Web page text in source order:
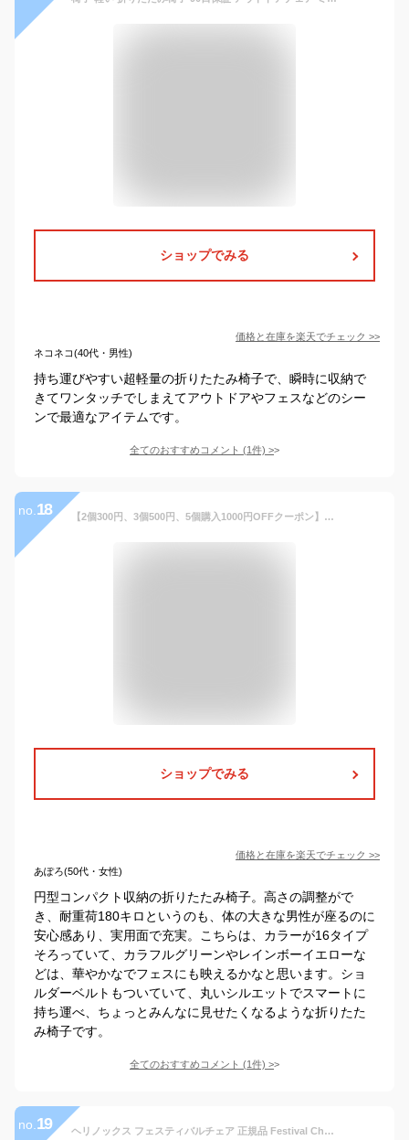
ショップでみる
価格と在庫を楽天でチェック >>
ネコネコ(40代・男性)
持ち運びやすい超軽量の折りたたみ椅子で、瞬時に収納で
きてワンタッチでしまえてアウトドアやフェスなどのシー
ンで最適なアイテムです。
全てのおすすめコメント (1件) >
no. 18 【2個300円、3個500円、5個購入1000円OFFクーポン】折りたたみ椅子 アウトドア コンパクト 軽量 折りたたみチェア 椅子 折りたたみ チェア スツール おしゃれ 携帯 持ち運び キャンプ 釣り 踏み台 屋外 イベント 運動会 バーベキュー BBQ フェス 旅行 GW 海 プール
ショップでみる
価格と在庫を楽天でチェック >>
あぽろ(50代・女性)
円型コンパクト収納の折りたたみ椅子。高さの調整がで
き、耐重荷180キロというのも、体の大きな男性が座るのに
安心感あり、実用面で充実。こちらは、カラーが16タイプ
そろっていて、カラフルグリーンやレインボーイエローな
どは、華やかなでフェスにも映えるかなと思います。ショ
ルダーベルトもついていて、丸いシルエットでスマートに
持ち運べ、ちょっとみんなに見せたくなるような折りたた
み椅子です。
全てのおすすめコメント (1件) >
no. 19 ヘリノックス フェスティバルチェア 正規品 Festival Chair 組み立て 折りたたみ チェア ローチェア 椅子 アウトドア キャンプ フェス キャンプ ピクニック BBQ レジャー 旅行 軽量 収納袋付 1822280 Helinox 正規販売